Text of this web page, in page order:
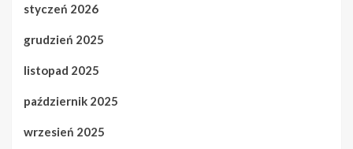
styczeń 2026
grudzień 2025
listopad 2025
październik 2025
wrzesień 2025